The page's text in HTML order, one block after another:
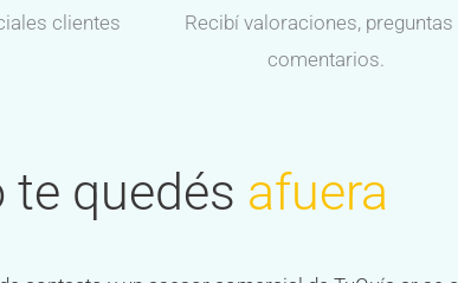
clientes
Recibí valoraciones, preguntas
comentarios.
te quedés afuera